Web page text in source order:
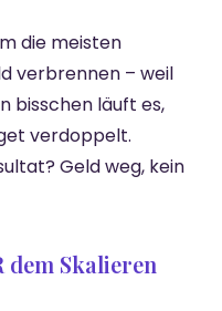
die meisten
verbrennen – weil
bisschen läuft es,
verdoppelt.
Geld weg, kein
dem Skalieren